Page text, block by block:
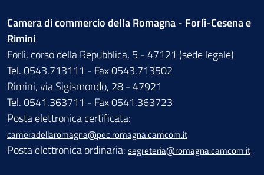
Camera di commercio della Romagna - Forlì-Cesena e
Rimini
Forlì, corso della Repubblica, 5 - 47121 (sede legale)
Tel. 0543.713111 - Fax 0543.713502
Rimini, via Sigismondo, 28 - 47921
Tel. 0541.363711 - Fax 0541.363723
Posta elettronica certificata:
cameradellaromagna@pec.romagna.camcom.it
Posta elettronica ordinaria: segreteria@romagna.camcom.it